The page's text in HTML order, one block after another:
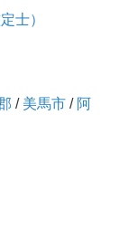
士）
/ 美馬市 / 阿